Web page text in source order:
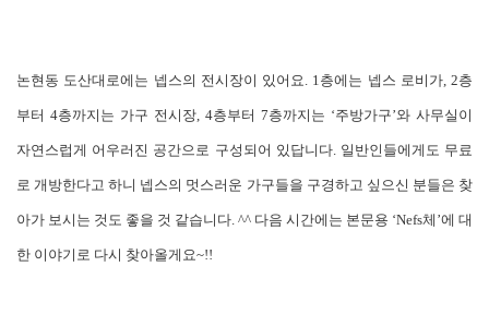
논현동 도산대로에는 넵스의 전시장이 있어요. 1층에는 넵스 로비가, 2층
부터 4층까지는 가구 전시장, 4층부터 7층까지는 ‘주방가구’와 사무실이
자연스럽게 어우러진 공간으로 구성되어 있답니다. 일반인들에게도 무료
로 개방한다고 하니 넵스의 멋스러운 가구들을 구경하고 싶으신 분들은 찾
아가 보시는 것도 좋을 것 같습니다. ^^ 다음 시간에는 본문용 ‘Nefs체’에 대
한 이야기로 다시 찾아올게요~!!